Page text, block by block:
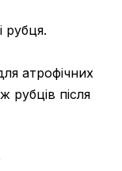
рубця.
атрофічних
рубців після